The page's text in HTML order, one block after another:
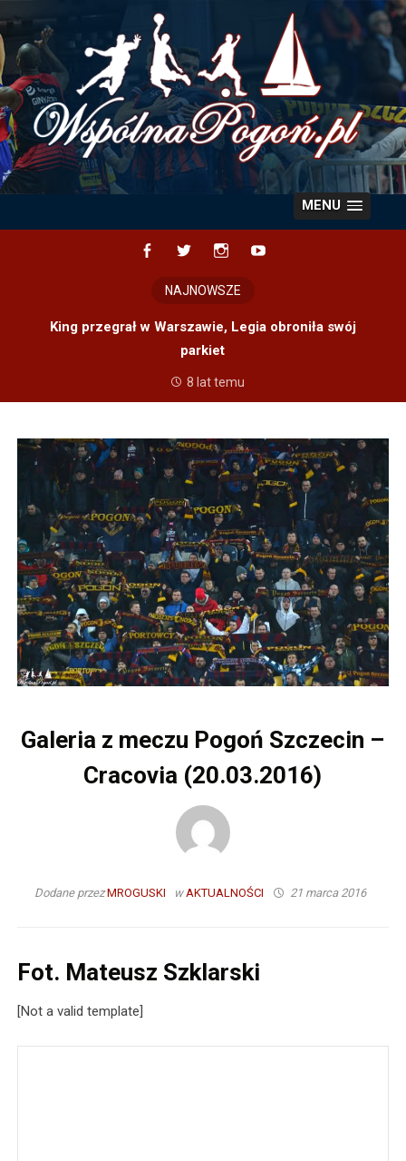
content
MENU
NAJNOWSZE
King przegrał w Warszawie, Legia obroniła swój
parkiet
8 lat temu
Galeria z meczu Pogoń Szczecin –
Cracovia (20.03.2016)
Dodane przezMROGUSKI wAKTUALNOŚCI 21 marca 2016
Fot. Mateusz Szklarski
[Not a valid template]